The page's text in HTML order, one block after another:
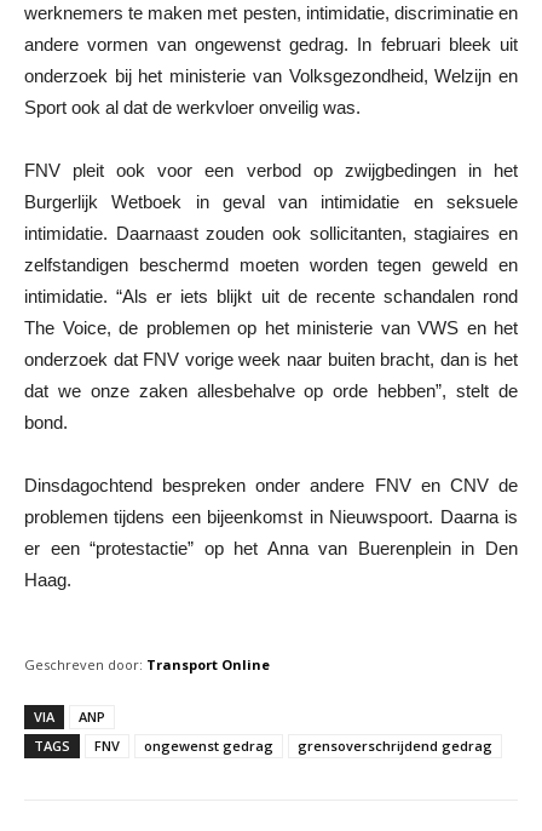
werknemers te maken met pesten, intimidatie, discriminatie en
andere vormen van ongewenst gedrag. In februari bleek uit
onderzoek bij het ministerie van Volksgezondheid, Welzijn en
Sport ook al dat de werkvloer onveilig was.
FNV pleit ook voor een verbod op zwijgbedingen in het
Burgerlijk Wetboek in geval van intimidatie en seksuele
intimidatie. Daarnaast zouden ook sollicitanten, stagiaires en
zelfstandigen beschermd moeten worden tegen geweld en
intimidatie. “Als er iets blijkt uit de recente schandalen rond
The Voice, de problemen op het ministerie van VWS en het
onderzoek dat FNV vorige week naar buiten bracht, dan is het
dat we onze zaken allesbehalve op orde hebben”, stelt de
bond.
Dinsdagochtend bespreken onder andere FNV en CNV de
problemen tijdens een bijeenkomst in Nieuwspoort. Daarna is
er een “protestactie” op het Anna van Buerenplein in Den
Haag.
Geschreven door: Transport Online
VIA
ANP
TAGS
FNV ongewenst gedrag grensoverschrijdend gedrag